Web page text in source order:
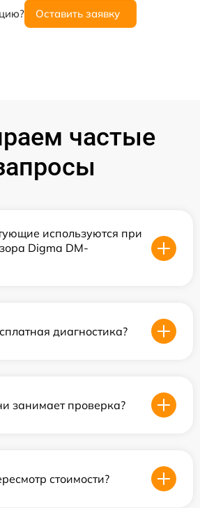
Оставить заявку
частые
используются при
Digma DM-
диагностика?
занимает проверка?
стоимости?